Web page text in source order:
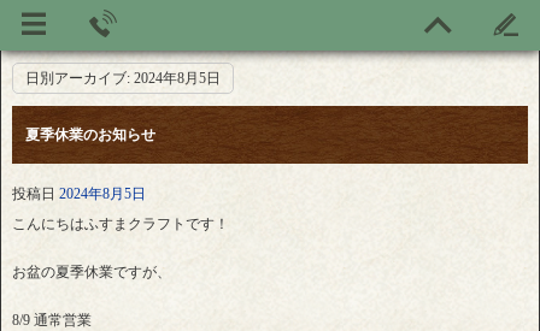
日別アーカイブ: 2024年8月5日
夏季休業のお知らせ
投稿日 2024年8月5日
こんにちはふすまクラフトです！
お盆の夏季休業ですが、
8/9 通常営業